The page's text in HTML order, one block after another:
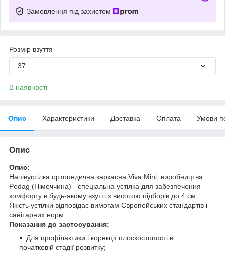
Замовлення під захистом
Розмір взуття
37
В наявності
Опис Характеристики Доставка Оплата Умови
Опис
Опис:
Напівустілка ортопедична каркасна Viva Mini, виробництва
Pedag (Німеччина) - спеціальна устілка для забезпечення
комфорту в будь-якому взутті з висотою підборів до 4 см.
Якість устілки відповідає вимогам Європейських стандартів і
санітарних норм.
Показання до застосування:
Для профілактики і корекції плоскостопості в
початковій стадії розвитку;